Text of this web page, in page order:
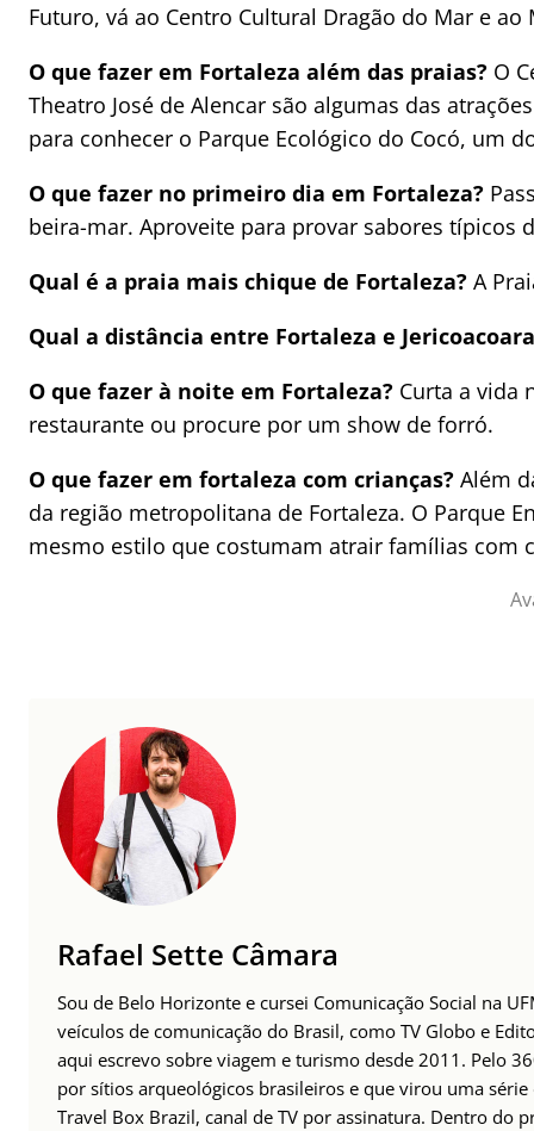
Futuro, vá ao Centro Cultural Dragão do Mar e ao
O que fazer em Fortaleza além das praias? O
Theatro José de Alencar são algumas das
para conhecer o Parque Ecológico do Cocó, um
O que fazer no primeiro dia em Fortaleza?
beira-mar. Aproveite para provar sabores típicos
Qual é a praia mais chique de Fortaleza? A
Qual a distância entre Fortaleza e
O que fazer à noite em Fortaleza? Curta a vida
restaurante ou procure por um show de forró.
O que fazer em fortaleza com crianças? Além
da região metropolitana de Fortaleza. O Parque
mesmo estilo que costumam atrair famílias com
Rafael Sette Câmara
Sou de Belo Horizonte e cursei Comunicação Social na
veículos de comunicação do Brasil, como TV Globo e
aqui escrevo sobre viagem e turismo desde 2011. Pelo
por sítios arqueológicos brasileiros e que virou uma
Travel Box Brazil, canal de TV por assinatura. Dentro do